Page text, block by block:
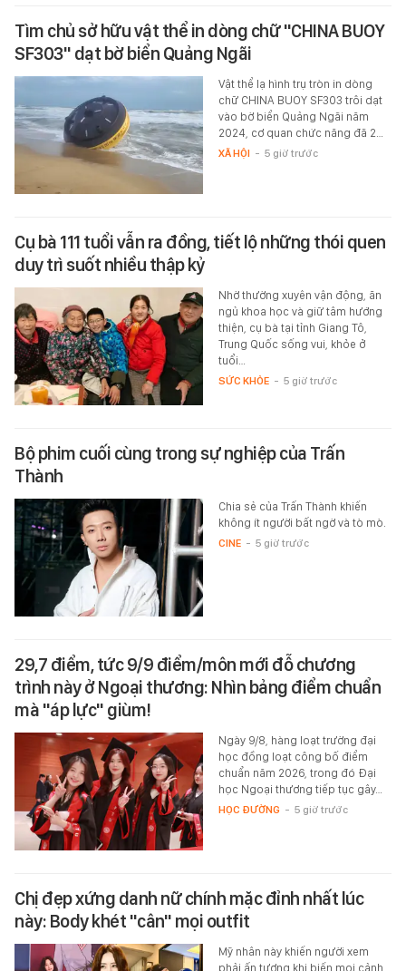
Tìm chủ sở hữu vật thể in dòng chữ "CHINA BUOY
SF303" dạt bờ biển Quảng Ngãi
Vật thể lạ hình trụ tròn in dòng
chữ CHINA BUOY SF303 trôi dạt
vào bờ biển Quảng Ngãi năm
2024, cơ quan chức năng đã 2…
XÃ HỘI - 5 giờ trước
Cụ bà 111 tuổi vẫn ra đồng, tiết lộ những thói quen
duy trì suốt nhiều thập kỷ
Nhờ thường xuyên vận động, ăn
ngủ khoa học và giữ tâm hướng
thiện, cụ bà tại tỉnh Giang Tô,
Trung Quốc sống vui, khỏe ở
tuổi…
SỨC KHỎE - 5 giờ trước
Bộ phim cuối cùng trong sự nghiệp của Trấn
Thành
Chia sẻ của Trấn Thành khiến
không ít người bất ngờ và tò mò.
CINE - 5 giờ trước
29,7 điểm, tức 9/9 điểm/môn mới đỗ chương
trình này ở Ngoại thương: Nhìn bảng điểm chuẩn
mà "áp lực" giùm!
Ngày 9/8, hàng loạt trường đại
học đồng loạt công bố điểm
chuẩn năm 2026, trong đó Đại
học Ngoại thương tiếp tục gây…
HỌC ĐƯỜNG - 5 giờ trước
Chị đẹp xứng danh nữ chính mặc đỉnh nhất lúc
này: Body khét "cân" mọi outfit
Mỹ nhân này khiến người xem
phải ấn tượng khi biến mọi cảnh